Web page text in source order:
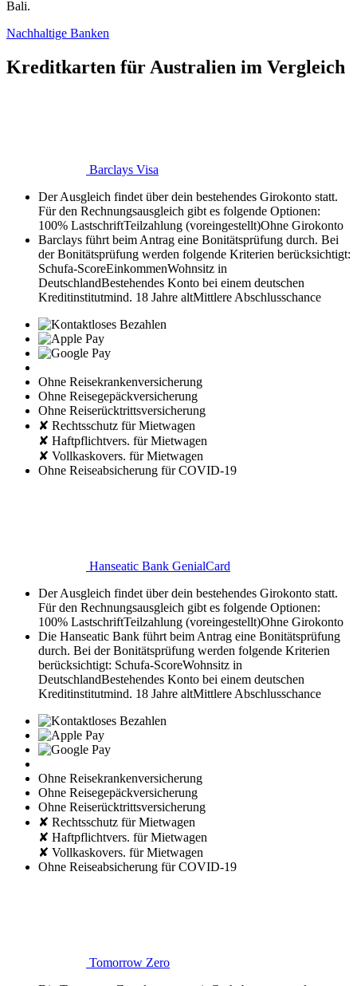
Bali.
Nachhaltige Banken
Kreditkarten für Australien im Vergleich
Barclays Visa
Der Ausgleich findet über dein bestehendes Girokonto statt.
Für den Rechnungsausgleich gibt es folgende Optionen:
100% LastschriftTeilzahlung (voreingestellt)Ohne Girokonto
Barclays führt beim Antrag eine Bonitätsprüfung durch. Bei
der Bonitätsprüfung werden folgende Kriterien berücksichtigt:
Schufa-ScoreEinkommenWohnsitz in
DeutschlandBestehendes Konto bei einem deutschen
Kreditinstitutmind. 18 Jahre altMittlere Abschlusschance
Ohne Reisekrankenversicherung
Ohne Reisegepäckversicherung
Ohne Reiserücktrittsversicherung
✘ Rechtsschutz für Mietwagen
✘ Haftpflichtvers. für Mietwagen
✘ Vollkaskovers. für Mietwagen
Ohne Reiseabsicherung für COVID-19
Hanseatic Bank GenialCard
Der Ausgleich findet über dein bestehendes Girokonto statt.
Für den Rechnungsausgleich gibt es folgende Optionen:
100% LastschriftTeilzahlung (voreingestellt)Ohne Girokonto
Die Hanseatic Bank führt beim Antrag eine Bonitätsprüfung
durch. Bei der Bonitätsprüfung werden folgende Kriterien
berücksichtigt: Schufa-ScoreWohnsitz in
DeutschlandBestehendes Konto bei einem deutschen
Kreditinstitutmind. 18 Jahre altMittlere Abschlusschance
Ohne Reisekrankenversicherung
Ohne Reisegepäckversicherung
Ohne Reiserücktrittsversicherung
✘ Rechtsschutz für Mietwagen
✘ Haftpflichtvers. für Mietwagen
✘ Vollkaskovers. für Mietwagen
Ohne Reiseabsicherung für COVID-19
Tomorrow Zero